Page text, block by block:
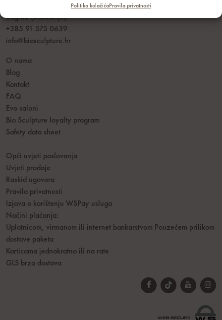
Politika kolačićaPravila privatnosti
Zagreb (edukacije):
+385 91 575 0639
info@biosculpture.hr
O nama
Blog
Kontakt
FAQ
Evo saloni
Bio Sculpture loyalty program
Safety data sheet
Opći uvjeti poslovanja
Uvjeti prodaje
Raskid ugovora
Pravila privatnosti
Izjava o korištenju WSPay usluga
Načini plaćanja:
Uplatnicom, virmanom ili internet bankarstvom Pouzećem prilikom
dostave paketa
Karticama jednokratno ili na rate
GLS brza dostava